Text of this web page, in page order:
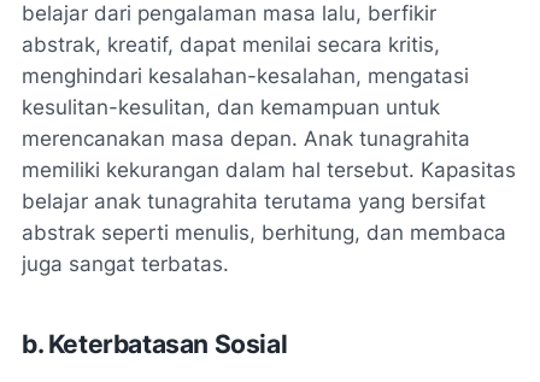
belajar dari pengalaman masa lalu, berfikir
abstrak, kreatif, dapat menilai secara kritis,
menghindari kesalahan-kesalahan, mengatasi
kesulitan-kesulitan, dan kemampuan untuk
merencanakan masa depan. Anak tunagrahita
memiliki kekurangan dalam hal tersebut. Kapasitas
belajar anak tunagrahita terutama yang bersifat
abstrak seperti menulis, berhitung, dan membaca
juga sangat terbatas.
b. Keterbatasan Sosial